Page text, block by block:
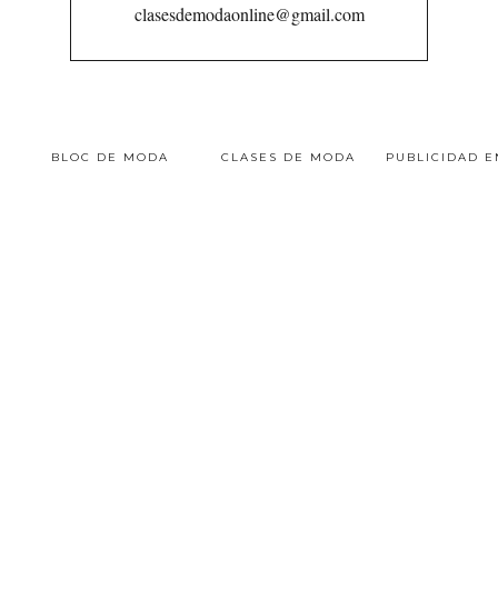
clasesdemodaonline@gmail.com
BLOC DE MODA CLASES DE MODA PUBLICIDAD